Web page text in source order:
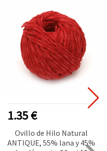
1.35 €
Ovillo de Hilo Natural
ANTIQUE, 55% lana y 45%